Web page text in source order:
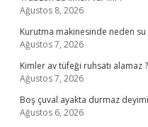
Ağustos 8, 2026
Kurutma makinesinde neden
Ağustos 7, 2026
Kimler av tüfeği ruhsatı alamaz ?
Ağustos 7, 2026
Boş çuval ayakta durmaz
Ağustos 6, 2026